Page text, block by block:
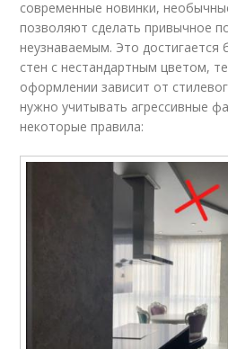
современные новинки,
позволяют сделать привычное
неузнаваемым. Это
стен с нестандартным цветом,
оформлении зависит от
нужно учитывать агрессивные
некоторые правила: